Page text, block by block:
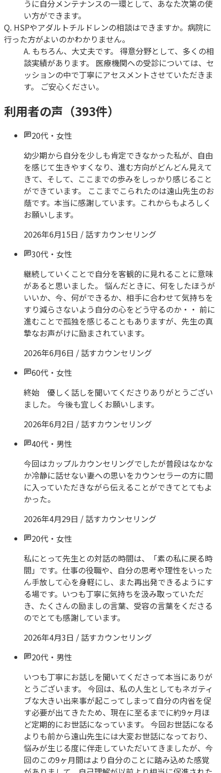
うに自分メンテナンスの一環として、あなた次第の使
い方ができます。
Q. HSPやアダルトチルドレンの相談はできますか。病院に
行った方がよいのかわかりません。
A. もちろん、大丈夫です。 得意分野として、多くの相
談実績があります。 医療機関への受診については、セ
ッションの中で丁寧にアセスメントさせていただきま
す。 ご安心ください。
利用者の声（393件）
20代 ・ 女性
幼少期から自分を少しも肯定できなかった私が、自由
を感じて生きやすくなり、進む方向がどんどん見えて
きて、そして、ここまでの歩みをしっかり感じること
ができています。 ここまでこられたのは遠山先生のお
蔭です。本当に感謝しています。これからもよろしく
お願いします。
2026年6月15日 / 話すカウンセリング
30代 ・ 女性
継続していくことで自分を客観的に見れることに意味
があると思いました。 悩んだときに、何をしたほうが
いいか、今、何ができるか、相手に合わせて気持ちを
すり減らさないよう自分の心をどう守るのか・・ 前に
進むことで孤独を感じることもありますが、先生の真
摯なお声がけに励まされています。
2026年6月6日 / 話すカウンセリング
60代 ・ 女性
終始 優しく話しを聞いてくださりありがとうござい
ました。 今後も宜しくお願いします。
2026年6月2日 / 話すカウンセリング
40代 ・ 男性
今回はカップルカウンセリングでしたが普段はなかな
か冷静に話せない妻への思いをカウンセラーの方に間
に入っていただきながら伝えることができてとてもよ
かった。
2026年4月29日 / 話すカウンセリング
20代 ・ 女性
私にとって先生との対話の時間は、「素の私に戻る時
間」です。仕事の役職や、自分の思考や理性をいった
ん手放して心を身軽にし、また再出発できるようにす
る場です。いつも丁寧に気持ちを汲み取っていただ
き、たくさんの励ましの言葉、受容の言葉をくださる
のでとても感謝しています。
2026年4月3日 / 話すカウンセリング
20代 ・ 男性
いつも丁寧にお話しを聞いてくださって本当にありが
とうございます。 今回は、私の人生としてもネガティ
ブな大きい出来事が起こってしまって自分の内省を促
す必要が出てきたため、現在に至るまでに約9ヶ月ほ
ど定期的にお世話になっています。 今回お世話になる
よりも前から遠山先生には大変お世話になっており、
悩みが生じる度に伴走していただいてきましたが、今
回のこの9ヶ月間はより自分のことに踏み込めた感覚